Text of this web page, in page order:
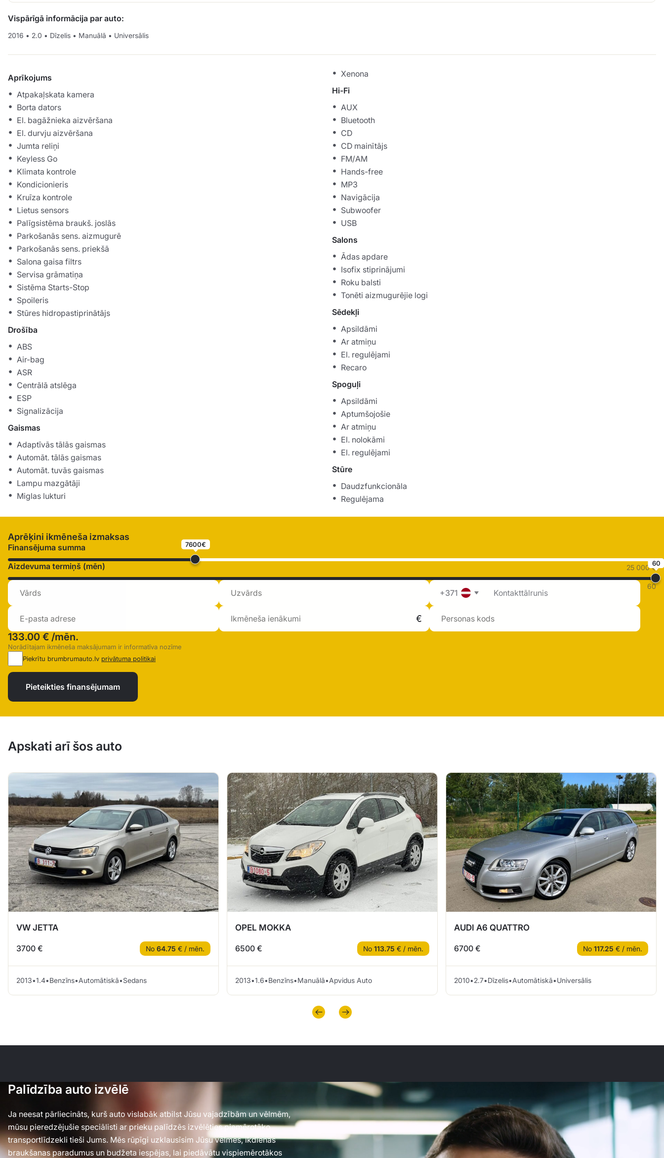
Vispārīgā informācija par auto:
2016 • 2.0 • Dīzelis • Manuālā • Universālis
Aprīkojums
Atpakaļskata kamera
Borta dators
El. bagāžnieka aizvēršana
El. durvju aizvēršana
Jumta reliņi
Keyless Go
Klimata kontrole
Kondicionieris
Kruīza kontrole
Lietus sensors
Palīgsistēma braukš. joslās
Parkošanās sens. aizmugurē
Parkošanās sens. priekšā
Salona gaisa filtrs
Servisa grāmatiņa
Sistēma Starts-Stop
Spoileris
Stūres hidropastiprinātājs
Drošība
ABS
Air-bag
ASR
Centrālā atslēga
ESP
Signalizācija
Gaismas
Adaptīvās tālās gaismas
Automāt. tālās gaismas
Automāt. tuvās gaismas
Lampu mazgātāji
Miglas lukturi
Xenona
Hi-Fi
AUX
Bluetooth
CD
CD mainītājs
FM/AM
Hands-free
MP3
Navigācija
Subwoofer
USB
Salons
Ādas apdare
Isofix stiprinājumi
Roku balsti
Tonēti aizmugurējie logi
Sēdekļi
Apsildāmi
Ar atmiņu
El. regulējami
Recaro
Spoguļi
Apsildāmi
Aptumšojošie
Ar atmiņu
El. nolokāmi
El. regulējami
Stūre
Daudzfunkcionāla
Regulējama
Aprēķini ikmēneša izmaksas
Finansējuma summa 7600€
25 000 €
Aizdevuma termiņš (mēn) 60
60
+371
133.00 € /mēn.
Norādītajam ikmēneša maksājumam ir informatīva nozīme
Piekrītu brumbrumauto.lv privātuma politikai
Pieteikties finansējumam
Apskati arī šos auto
VW JETTA
3700 € No 64.75 € / mēn.
2013•1.4•Benzīns•Automātiskā•Sedans
OPEL MOKKA
6500 € No 113.75 € / mēn.
2013•1.6•Benzīns•Manuālā•Apvidus Auto
AUDI A6 QUATTRO
6700 € No 117.25 € / mēn.
2010•2.7•Dīzelis•Automātiskā•Universālis
Palīdzība auto izvēlē
Ja neesat pārliecināts, kurš auto vislabāk atbilst Jūsu vajadzībām un vēlmēm,
mūsu pieredzējušie speciālisti ar prieku palīdzēs izvēlēties piemērotāko
transportlīdzekli tieši Jums. Mēs rūpīgi uzklausīsim Jūsu vēlmes, ikdienas
braukšanas paradumus un budžeta iespējas, lai piedāvātu vispiemērotākos